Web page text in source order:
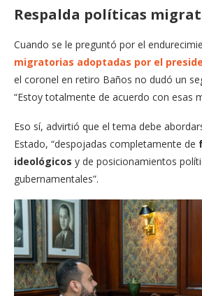
Respalda políticas
Cuando se le preguntó por el
migratorias adoptadas por el
el coronel en retiro Baños no dudó un
“Estoy totalmente de acuerdo con esas
Eso sí, advirtió que el tema debe
Estado, “despojadas completamente de
ideológicos y de posicionamientos
gubernamentales”.